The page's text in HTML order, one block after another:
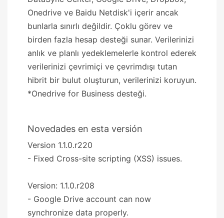
Onedrive ve Baidu Netdisk'i içerir ancak
bunlarla sınırlı değildir. Çoklu görev ve
birden fazla hesap desteği sunar. Verilerinizi
anlık ve planlı yedeklemelerle kontrol ederek
verilerinizi çevrimiçi ve çevrimdışı tutan
hibrit bir bulut oluşturun, verilerinizi koruyun.
*Onedrive for Business desteği.
Novedades en esta versión
Version 1.1.0.r220
- Fixed Cross-site scripting (XSS) issues.
Version: 1.1.0.r208
- Google Drive account can now
synchronize data properly.